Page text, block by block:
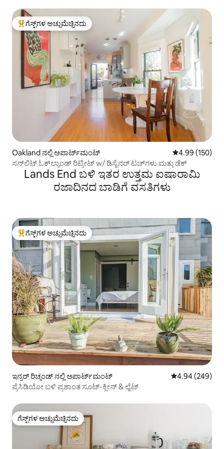
ಗೆಸ್ಟ್‌ಗಳಿಗೆ ಅತಿ ಹೆಚ್ಚು ಅಚ್ಚುಮೆಚ್ಚಿನದು
ಗೆಸ್ಟ್‌ಗಳ ಅಚ್ಚುಮೆಚ್ಚಿನದು
Oakland ನಲ್ಲಿ ಅಪಾರ್ಟ್‌ಮಂಟ್ 5 ರಲ್ಲಿ 4.99
4.99 (150)
ಸನ್‌ಲಿಟ್ ಓಕ್‌ಲ್ಯಾಂಡ್ ರಿಟ್ರೀಟ್ w/ ಡಿಸೈನರ್ ಟಚ್‌ಗಳು ಮತ್ತು ಡೆಕ್
Lands End ಬಳಿ ಇತರ ಉತ್ತಮ ಐಷಾರಾಮಿ
ರಜಾದಿನದ ಬಾಡಿಗೆ ವಸತಿಗಳು
ಗೆಸ್ಟ್‌ಗಳಿಗೆ ಅತಿ ಹೆಚ್ಚು ಅಚ್ಚುಮೆಚ್ಚಿನದು
ಗೆಸ್ಟ್‌ಗಳ ಅಚ್ಚುಮೆಚ್ಚಿನದು
ಇನ್ನರ್ ರಿಚ್ಮಂಡ್ ನಲ್ಲಿ ಅಪಾರ್ಟ್‌ಮಂಟ್ 5 ರಲ್ಲಿ 4.94
4.94 (249)
ಪ್ರೆಸಿಡಿಯೋ ಬಳಿ ಪ್ರಶಾಂತ ಸೂಟ್-ಕ್ಲೀನ್ & ಲೈಟ್
ಗೆಸ್ಟ್‌ಗಳ ಅಚ್ಚುಮೆಚ್ಚಿನದು
ಗೆಸ್ಟ್‌ಗಳ ಅಚ್ಚುಮೆಚ್ಚಿನದು